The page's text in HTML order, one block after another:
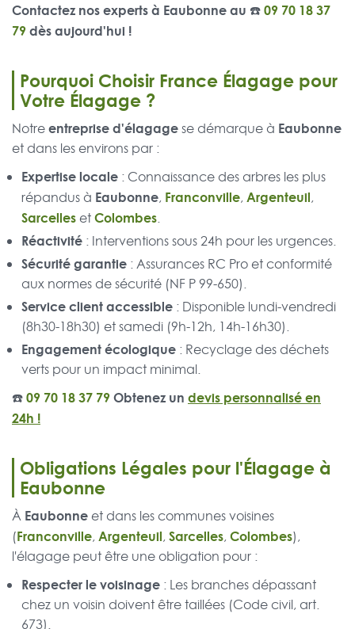
Contactez nos experts à Eaubonne au ☎️09 70 18 37
79dès aujourd'hui !
Pourquoi Choisir France Élagage pour
Votre Élagage ?
Notreentreprise d'élagagese démarque à Eaubonne
et dans les environs par :
Expertise locale : Connaissance des arbres les plus
répandus à Eaubonne, Franconville, Argenteuil,
Sarcelles etColombes.
Réactivité : Interventions sous 24h pour les urgences.
Sécurité garantie : Assurances RC Pro et conformité
aux normes de sécurité (NF P 99-650).
Service client accessible : Disponible lundi-vendredi
(8h30-18h30) et samedi (9h-12h, 14h-16h30).
Engagement écologique : Recyclage des déchets
verts pour un impact minimal.
☎️09 70 18 37 79Obtenez un devis personnalisé en
24h !
Obligations Légales pour l'Élagage à
Eaubonne
À Eaubonne et dans les communes voisines
(Franconville, Argenteuil, Sarcelles, Colombes),
l'élagage peut être une obligation pour :
Respecter le voisinage : Les branches dépassant
chez un voisin doivent être taillées (Code civil, art.
673).